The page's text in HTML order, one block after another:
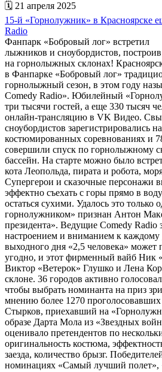
🗓 21 апреля 2025
15-й «Горнолужник» в Красноярске
Radio
Фанпарк «Бобровый лог» встретил
лыжников и сноубордистов,
на горнолыжных склонах!
в Фанпарке «Бобровый лог»
горнолыжный сезон, в этом году
Comedy Radio». Юбилейный
три тысячи гостей, а еще 330 тысяч
онлайн-трансляцию в VK Видео.
сноубордистов зарегистрировались
костюмированных соревнованиях и
совершили спуск по горнолыжному
бассейн. На старте можно было
кота Леопольда, пирата и робота,
Супергерои и сказочные персонажи
эффектно съехать с горы прямо в
остаться сухими. Удалось это
горнолужником» признан Антон
президента». Ведущие Comedy Radio
настроением и вниманием к
выходного дня «2,5 человека» может
угодно, и этот фирменный вайб Ник
Виктор «Ветерок» Глушко и Лена
склоне. 36 городов активно
чтобы выбрать номинанта на приз
мнению более 1270
Стырков, приехавший на
образе Дарта Мола из «Звездных
оценивало претендентов по
оригинальность костюма,
заезда, количество брызг.
номинациях «Самый лучший